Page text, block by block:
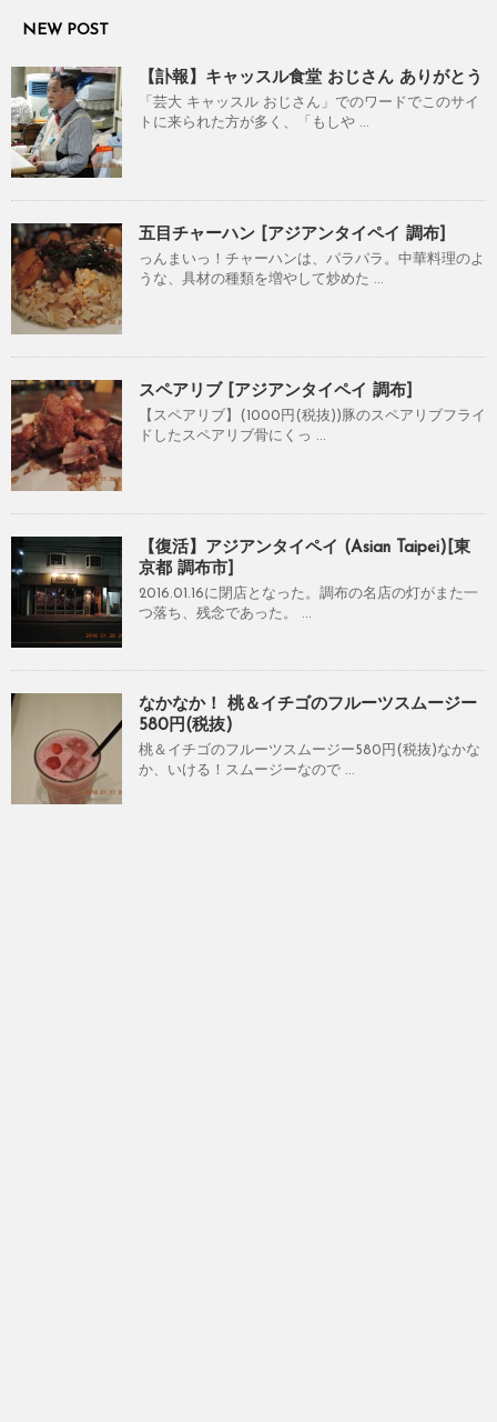
NEW POST
【訃報】キャッスル食堂 おじさん ありがとう
「芸大 キャッスル おじさん」でのワードでこのサイ
トに来られた方が多く、「もしや ...
五目チャーハン [アジアンタイペイ 調布]
っんまいっ！チャーハンは、パラパラ。中華料理のよ
うな、具材の種類を増やして炒めた ...
スペアリブ [アジアンタイペイ 調布]
【スペアリブ】(1000円(税抜))豚のスペアリブフライ
ドしたスペアリブ骨にくっ ...
【復活】アジアンタイペイ (Asian Taipei)[東
京都 調布市]
2016.01.16に閉店となった。調布の名店の灯がまた一
つ落ち、残念であった。 ...
なかなか！ 桃＆イチゴのフルーツスムージー
580円(税抜)
桃＆イチゴのフルーツスムージー580円(税抜)なかな
か、いける！スムージーなので ...